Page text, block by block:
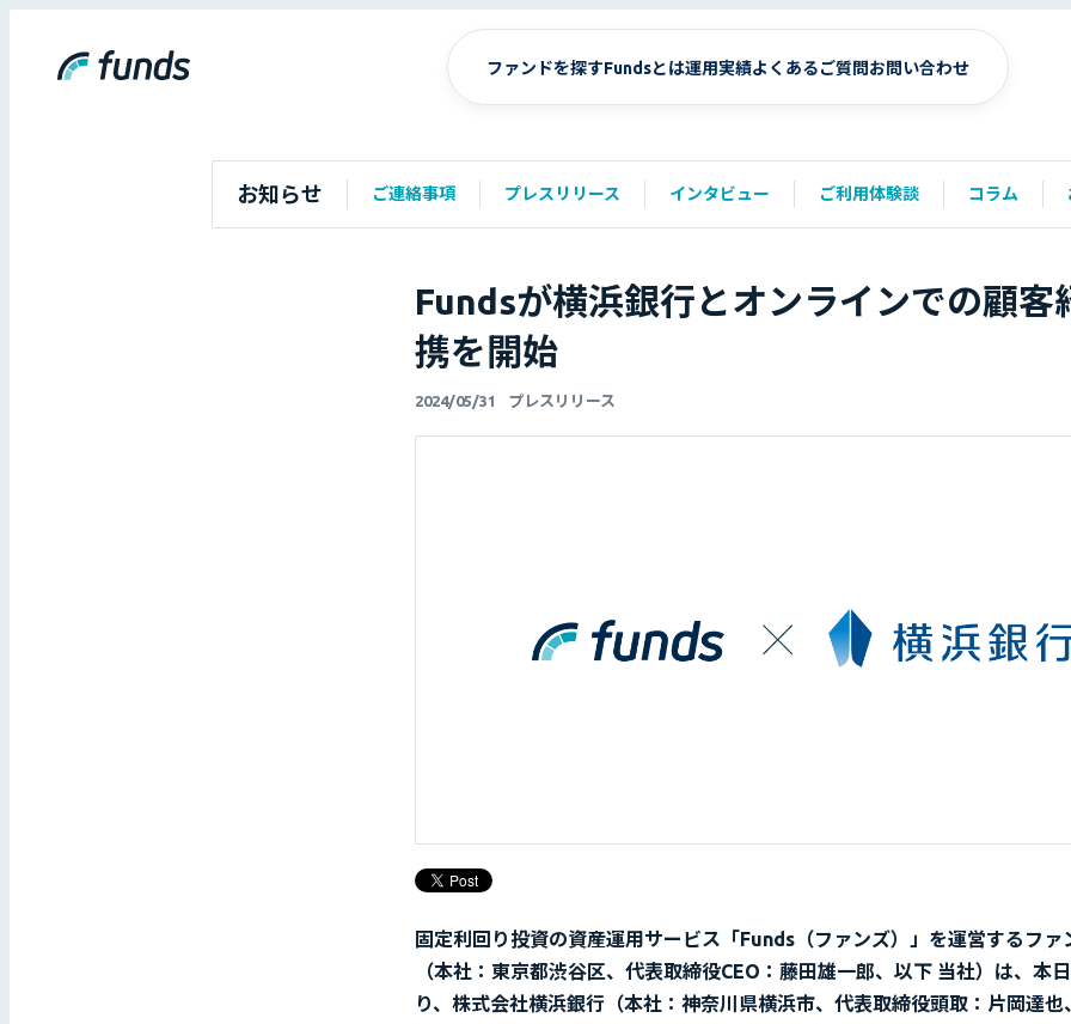
ファンドを探すFundsとは運用実績よくあるご質問お問い合わせ
お知らせ ご連絡事項 プレスリリース インタビュー ご利用体験談 コラム
Fundsが横浜銀行とオンラインでの顧客
携を開始
2024/05/31 プレスリリース
固定利回り投資の資産運用サービス「Funds（ファンズ）」を運営するファ
（本社：東京都渋谷区、代表取締役CEO：藤田雄一郎、以下 当社）は、本
り、株式会社横浜銀行（本社：神奈川県横浜市、代表取締役頭取：片岡達也